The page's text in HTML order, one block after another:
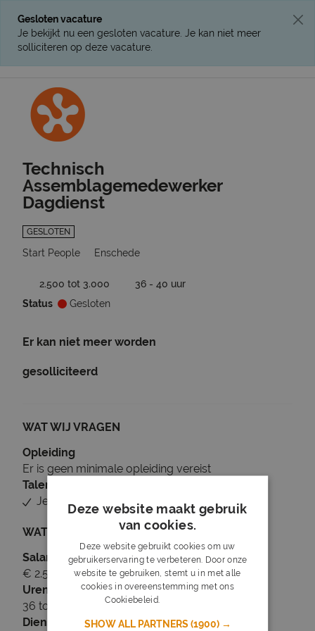
Gesloten vacature
Je bekijkt nu een gesloten vacature. Je kan niet meer
solliciteren op deze vacature.
Technisch
Assemblagemedewerker
Dagdienst
GESLOTEN
Start People Enschede
2.500 tot 3.000
36 - 40 uur
Status
Gesloten
Er kan niet meer worden
gesolliciteerd
WAT WIJ VRAGEN
Opleiding
Er is geen minimale opleiding vereist
Talen
Je beheerst Nederlands
WAT WIJ BIEDEN
Salaris
€ 2.500 tot € 3.000
Uren
36 tot 40 uur per week
Dienstverband
Deze website maakt gebruik
van cookies.
Deze website gebruikt cookies om uw
gebruikerservaring te verbeteren. Door onze
website te gebruiken, stemt u in met alle
cookies in overeenstemming met ons
Cookiebeleid.
SHOW ALL PARTNERS(1900) →